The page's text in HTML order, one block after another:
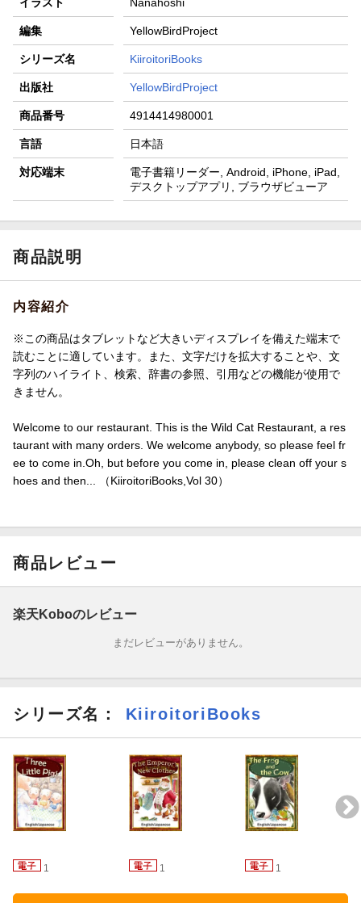
イラスト Nanahoshi
編集 YellowBirdProject
シリーズ名 KiiroitoriBooks
出版社 YellowBirdProject
商品番号 4914414980001
言語 日本語
対応端末
電子書籍リーダー, Android, iPhone, iPad,
デスクトップアプリ, ブラウザビューア
商品説明
内容紹介
※この商品はタブレットなど大きいディスプレイを備えた端末で
読むことに適しています。また、文字だけを拡大することや、文
字列のハイライト、検索、辞書の参照、引用などの機能が使用で
きません。
Welcome to our restaurant. This is the Wild Cat Restaurant, a res
taurant with many orders. We welcome anybody, so please feel fr
ee to come in.Oh, but before you come in, please clean off your s
hoes and then... （KiiroitoriBooks,Vol 30）
商品レビュー
楽天Koboのレビュー
まだレビューがありません。
シリーズ名： KiiroitoriBooks
1 1 1